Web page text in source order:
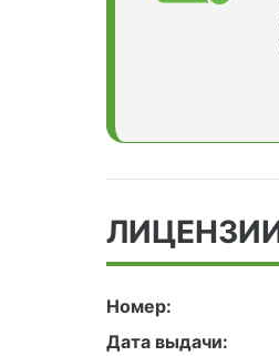
Номер:
Дата выдачи: